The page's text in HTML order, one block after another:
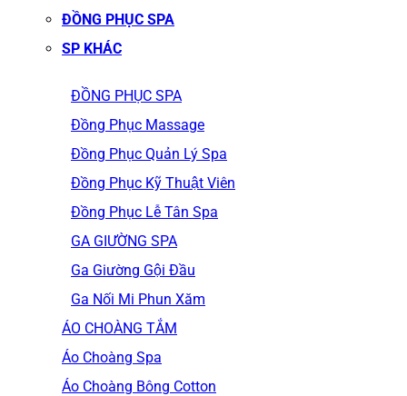
ĐỒNG PHỤC SPA
SP KHÁC
ĐỒNG PHỤC SPA
Đồng Phục Massage
Đồng Phục Quản Lý Spa
Đồng Phục Kỹ Thuật Viên
Đồng Phục Lễ Tân Spa
GA GIƯỜNG SPA
Ga Giường Gội Đầu
Ga Nối Mi Phun Xăm
ÁO CHOÀNG TẮM
Áo Choàng Spa
Áo Choàng Bông Cotton